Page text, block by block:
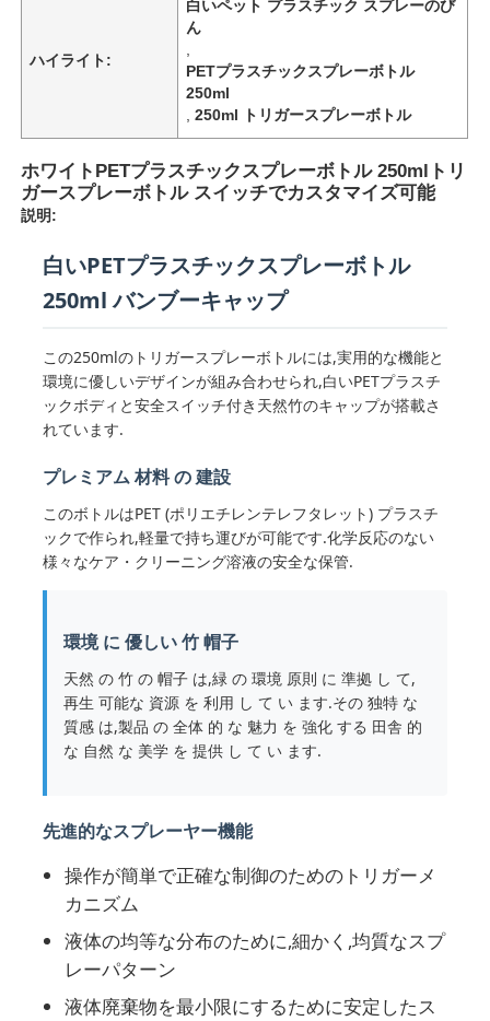
ホーム
製品
企業情報
ハイライト:
白いペット プラスチック スプレーのび
ん
PETプラスチックスプレーボトル
250ml
,250ml トリガースプレーボトル
ホワイトPETプラスチックスプレーボトル 250mlトリ
ガースプレーボトル スイッチでカスタマイズ可能
説明:
白いPETプラスチックスプレーボトル
250ml バンブーキャップ
この250mlのトリガースプレーボトルには,実用的な機能と
環境に優しいデザインが組み合わせられ,白いPETプラスチ
ックボディと安全スイッチ付き天然竹のキャップが搭載さ
れています.
プレミアム 材料 の 建設
このボトルはPET (ポリエチレンテレフタレット) プラスチ
ックで作られ,軽量で持ち運びが可能です.化学反応のない
様々なケア・クリーニング溶液の安全な保管.
環境 に 優しい 竹 帽子
天然 の 竹 の 帽子 は,緑 の 環境 原則 に 準拠 し て,
再生 可能な 資源 を 利用 し て い ます.その 独特 な
質感 は,製品 の 全体 的 な 魅力 を 強化 する 田舎 的
な 自然 な 美学 を 提供 し て い ます.
先進的なスプレーヤー機能
操作が簡単で正確な制御のためのトリガーメ
カニズム
液体の均等な分布のために,細かく,均質なスプ
レーパターン
液体廃棄物を最小限にするために安定したス